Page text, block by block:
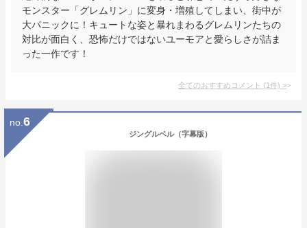
モンスター「グレムリン」に変身・増殖してしまい、街中が
大パニックに！キュートな姿と暴れまわるグレムリンたちの
対比が面白く、恐怖だけではないユーモアと愛らしさが詰ま
った一作です！
全てのおすすめコメント (1件) >
no. 6
ジングルベル（字幕版）